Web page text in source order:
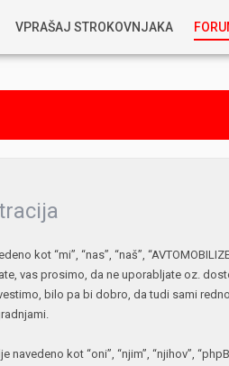
VPRAŠAJ STROKOVNJAKA
KOSTJA PRIHODA
TOMAŽ DEMŠAR
ALEŠ ARNŠEK
PREDELAVE
ALEKS HUMAR IN FLORJAN RUS
PNEVMATIKE
kot “mi”, “nas”, “naš”,
vas prosimo, da ne uporabljate oz.
bilo pa bi dobro, da tudi sami
kot “oni”, “njim”, “njihov”,